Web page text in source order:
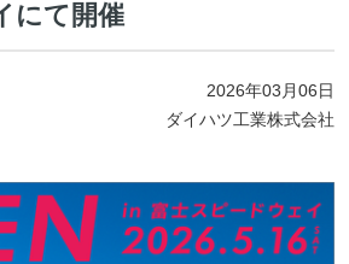
にて開催
2026年03月06日
ダイハツ工業株式会社